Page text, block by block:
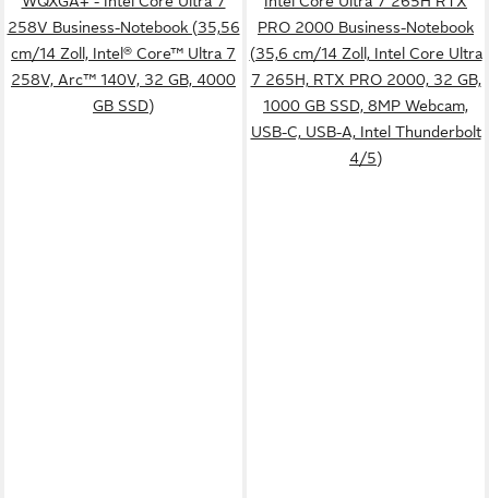
258V Business-Notebook (35,56
cm/14 Zoll, Intel® Core™ Ultra 7
258V, Arc™ 140V, 32 GB, 4000
GB SSD)
PRO 2000 Business-Notebook
(35,6 cm/14 Zoll, Intel Core Ultra
7 265H, RTX PRO 2000, 32 GB,
1000 GB SSD, 8MP Webcam,
USB-C, USB-A, Intel Thunderbolt
4/5)